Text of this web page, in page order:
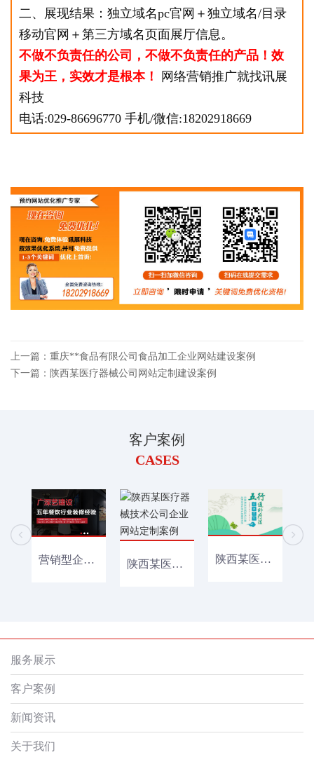
二、展现结果：独立域名pc官网＋独立域名/目录
移动官网＋第三方域名页面展厅信息。
不做不负责任的公司，不做不负责任的产品！效
果为王，实效才是根本！
网络营销推广就找讯展
科技
电话:029-86696770 手机/微信:18202918669
上一篇：重庆**食品有限公司食品加工企业网站建设案例
下一篇：陕西某医疗器械公司网站定制建设案例
客户案例
CASES
营销型企业网站建设+百度小程序开发案例 陕西某医疗器械技术公司企业网站定制案例 陕西某医疗器械公司网站定制建设案例
服务展示
客户案例
新闻资讯
关于我们